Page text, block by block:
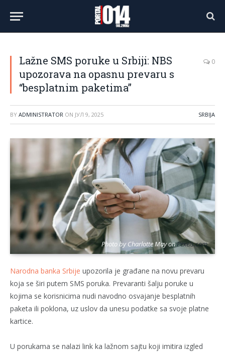
Lažne SMS poruke u Srbiji: NBS
upozorava na opasnu prevaru s
“besplatnim paketima”
0
BY ADMINISTRATOR ON ЈУЛ 9, 2025 SRBIJA
Photo by Charlotte May onPexels.com
Narodna banka Srbije upozorila je građane na novu prevaru
koja se širi putem SMS poruka. Prevaranti šalju poruke u
kojima se korisnicima nudi navodno osvajanje besplatnih
paketa ili poklona, uz uslov da unesu podatke sa svoje platne
kartice.
U porukama se nalazi link ka lažnom sajtu koji imitira izgled